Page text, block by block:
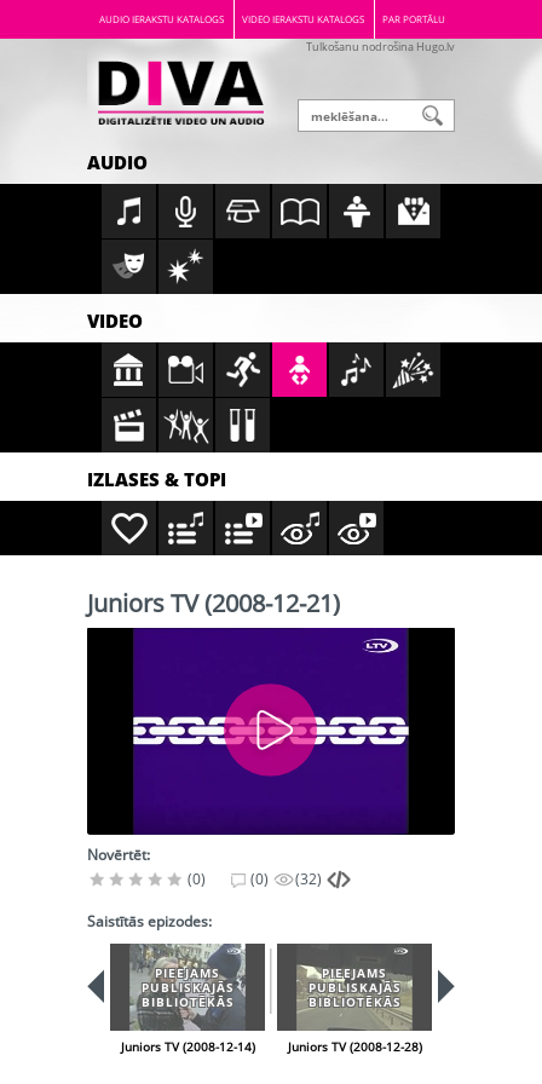
AUDIO IERAKSTU KATALOGS VIDEO IERAKSTU KATALOGS PAR PORTĀLU
Tulkošanu nodrošina Hugo.lv
AUDIO
VIDEO
IZLASES & TOPI
Juniors TV (2008-12-21)
Novērtēt:
(0)
(0) (32)
Saistītās epizodes:
PIEEJAMS
PUBLISKAJĀS
BIBLIOTĒKĀS
Juniors TV (2008-12-14)
PIEEJAMS
PUBLISKAJĀS
BIBLIOTĒKĀS
Juniors TV (2008-12-28)